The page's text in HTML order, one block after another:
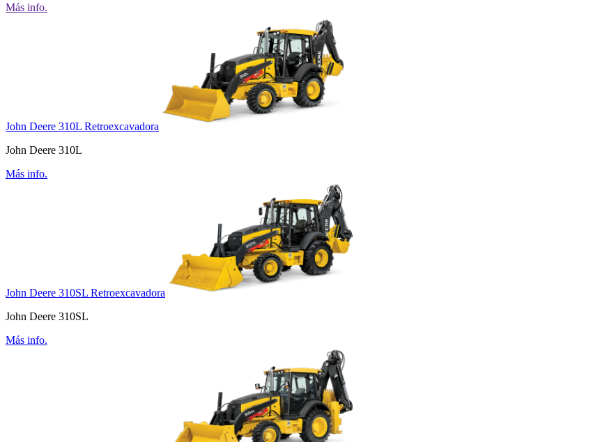
Más info.
John Deere 310L Retroexcavadora
John Deere 310L
Más info.
John Deere 310SL Retroexcavadora
John Deere 310SL
Más info.